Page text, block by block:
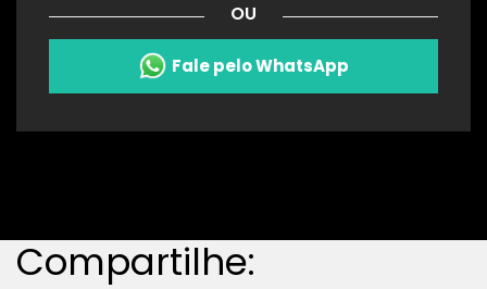
OU
Fale pelo WhatsApp
Compartilhe: